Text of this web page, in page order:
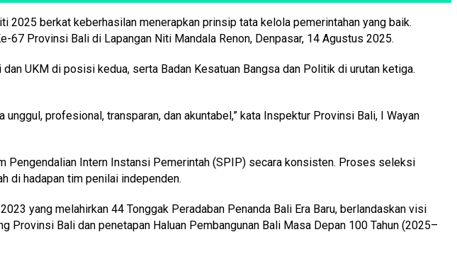
2025 berkat keberhasilan menerapkan prinsip tata kelola pemerintahan yang baik.
67 Provinsi Bali di Lapangan Niti Mandala Renon, Denpasar, 14 Agustus 2025.
UKM di posisi kedua, serta Badan Kesatuan Bangsa dan Politik di urutan ketiga.
profesional, transparan, dan akuntabel,” kata Inspektur Provinsi Bali, I Wayan
Pengendalian Intern Instansi Pemerintah (SPIP) secara konsisten. Proses seleksi
di hadapan tim penilai independen.
yang melahirkan 44 Tonggak Peradaban Penanda Bali Era Baru, berlandaskan visi
Provinsi Bali dan penetapan Haluan Pembangunan Bali Masa Depan 100 Tahun (2025–